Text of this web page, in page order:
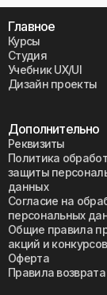
Главное
Курсы
Студия
Учебник UX/UI
Дизайн проекты
Дополнительно
Реквизиты
Политика
защиты
данных
Согласие на
персональных
Общие правила
акций и конкурсов
Оферта
Правила возврата